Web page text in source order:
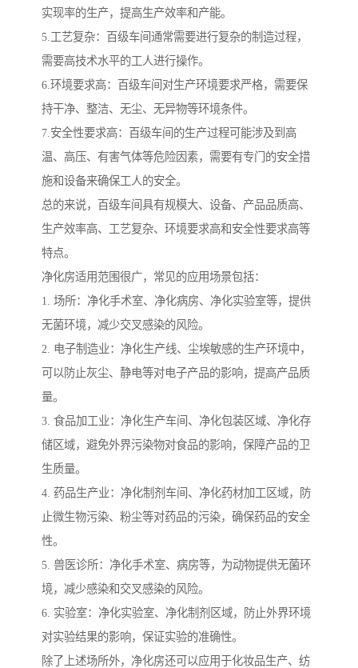
实现率的生产，提高生产效率和产能。
5.工艺复杂：百级车间通常需要进行复杂的制造过程，
需要高技术水平的工人进行操作。
6.环境要求高：百级车间对生产环境要求严格，需要保
持干净、整洁、无尘、无异物等环境条件。
7.安全性要求高：百级车间的生产过程可能涉及到高
温、高压、有害气体等危险因素，需要有专门的安全措
施和设备来确保工人的安全。
总的来说，百级车间具有规模大、设备、产品品质高、
生产效率高、工艺复杂、环境要求高和安全性要求高等
特点。
净化房适用范围很广，常见的应用场景包括：
1. 场所：净化手术室、净化病房、净化实验室等，提供
无菌环境，减少交叉感染的风险。
2. 电子制造业：净化生产线、尘埃敏感的生产环境中，
可以防止灰尘、静电等对电子产品的影响，提高产品质
量。
3. 食品加工业：净化生产车间、净化包装区域、净化存
储区域，避免外界污染物对食品的影响，保障产品的卫
生质量。
4. 药品生产业：净化制剂车间、净化药材加工区域，防
止微生物污染、粉尘等对药品的污染，确保药品的安全
性。
5. 兽医诊所：净化手术室、病房等，为动物提供无菌环
境，减少感染和交叉感染的风险。
6. 实验室：净化实验室、净化制剂区域，防止外界环境
对实验结果的影响，保证实验的准确性。
除了上述场所外，净化房还可以应用于化妆品生产、纺